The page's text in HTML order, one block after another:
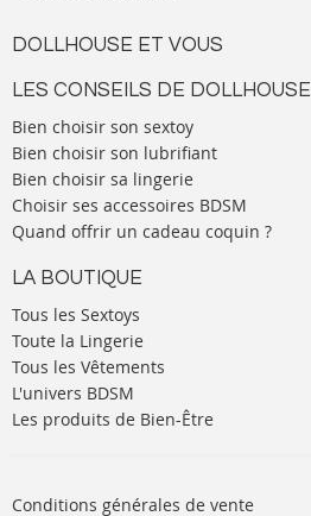
DOLLHOUSE ET VOUS
LES CONSEILS DE DOLLHOUSE
Bien choisir son sextoy
Bien choisir son lubrifiant
Bien choisir sa lingerie
Choisir ses accessoires BDSM
Quand offrir un cadeau coquin ?
LA BOUTIQUE
Tous les Sextoys
Toute la Lingerie
Tous les Vêtements
L'univers BDSM
Les produits de Bien-Être
Conditions générales de vente